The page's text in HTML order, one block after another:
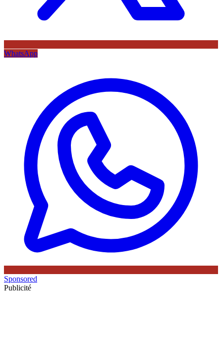
WhatsApp
Sponsored
Publicité